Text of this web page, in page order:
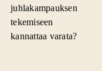
juhlakampauksen
tekemiseen
kannattaa varata?